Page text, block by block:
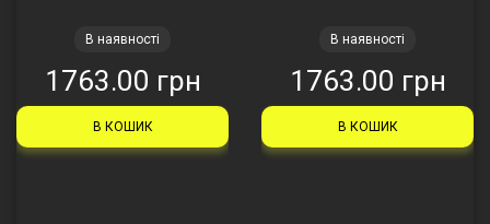
В наявності
1763.00 грн
В КОШИК
В наявності
1763.00 грн
В КОШИК